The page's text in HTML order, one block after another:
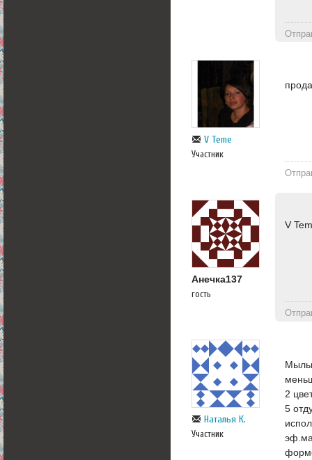
V Teme
Участник
Анечка137
гость
V
Наталья К.
Участник
2
5